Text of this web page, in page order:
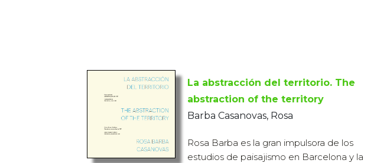
La abstracción del territorio. The
abstraction of the territory
Barba Casanovas, Rosa
Rosa Barba es la gran impulsora de los
estudios de paisajismo en Barcelona y la